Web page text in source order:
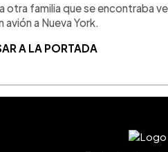
otra familia que se encontraba
a Nueva York.
A LA PORTADA